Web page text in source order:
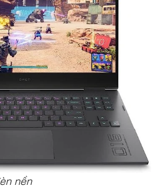
nền